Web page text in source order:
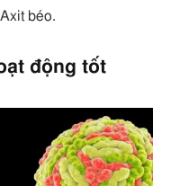
béo.
động tốt